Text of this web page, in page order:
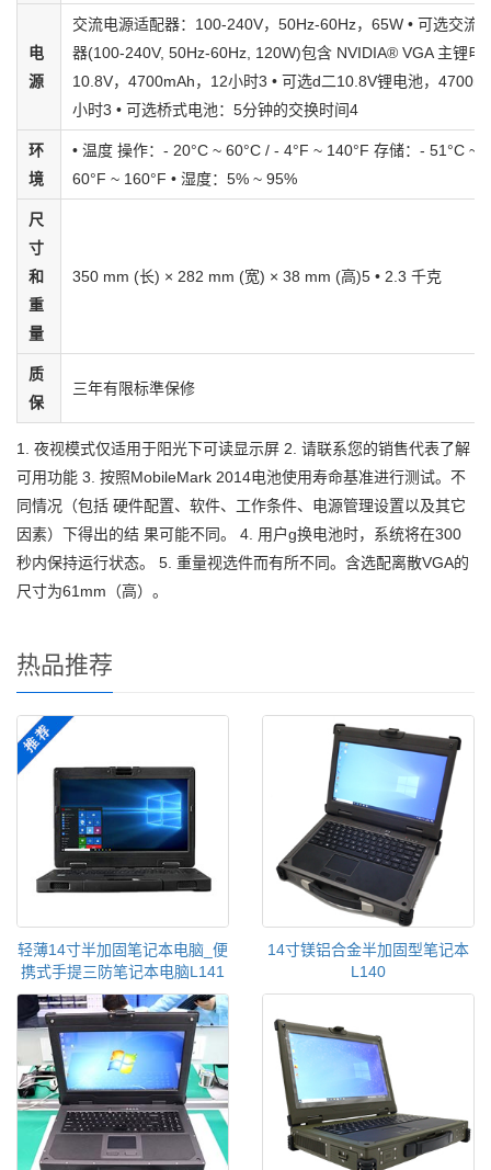
电
源
交流电源适配器：100-240V，50Hz-60Hz，65W • 可选交流
器(100-240V, 50Hz-60Hz, 120W)包含 NVIDIA® VGA 主锂电
10.8V，4700mAh，12小时3 • 可选d二10.8V锂电池，
小时3 • 可选桥式电池：5分钟的交换时间4
环
境
• 温度 操作：- 20°C ~ 60°C / - 4°F ~ 140°F 存储：- 51°C ~
60°F ~ 160°F • 湿度：5% ~ 95%
尺
寸
和
重
量
350 mm (长) × 282 mm (宽) × 38 mm (高)5 • 2.3 千克
质
保
三年有限标準保修
1. 夜视模式仅适用于阳光下可读显示屏 2. 请联系您的销售代表了解
可用功能 3. 按照MobileMark 2014电池使用寿命基准进行测试。不
同情况（包括 硬件配置、软件、工作条件、电源管理设置以及其它
因素）下得出的结 果可能不同。 4. 用户g换电池时，系统将在300
秒内保持运行状态。 5. 重量视选件而有所不同。含选配离散VGA的
尺寸为61mm（高）。
热品推荐
轻薄14寸半加固笔记本电脑_便
携式手提三防笔记本电脑L141
14寸镁铝合金半加固型笔记本
L140